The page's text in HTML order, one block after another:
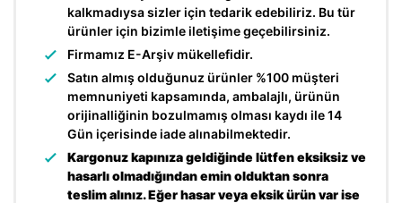
kalkmadıysa sizler için tedarik edebiliriz. Bu tür
ürünler için bizimle iletişime geçebilirsiniz.
Firmamız E-Arşiv mükellefidir.
Satın almış olduğunuz ürünler %100 müşteri
memnuniyeti kapsamında, ambalajlı, ürünün
orijinalliğinin bozulmamış olması kaydı ile 14
Gün içerisinde iade alınabilmektedir.
Kargonuz kapınıza geldiğinde lütfen eksiksiz ve
hasarlı olmadığından emin olduktan sonra
teslim alınız. Eğer hasar veya eksik ürün var ise